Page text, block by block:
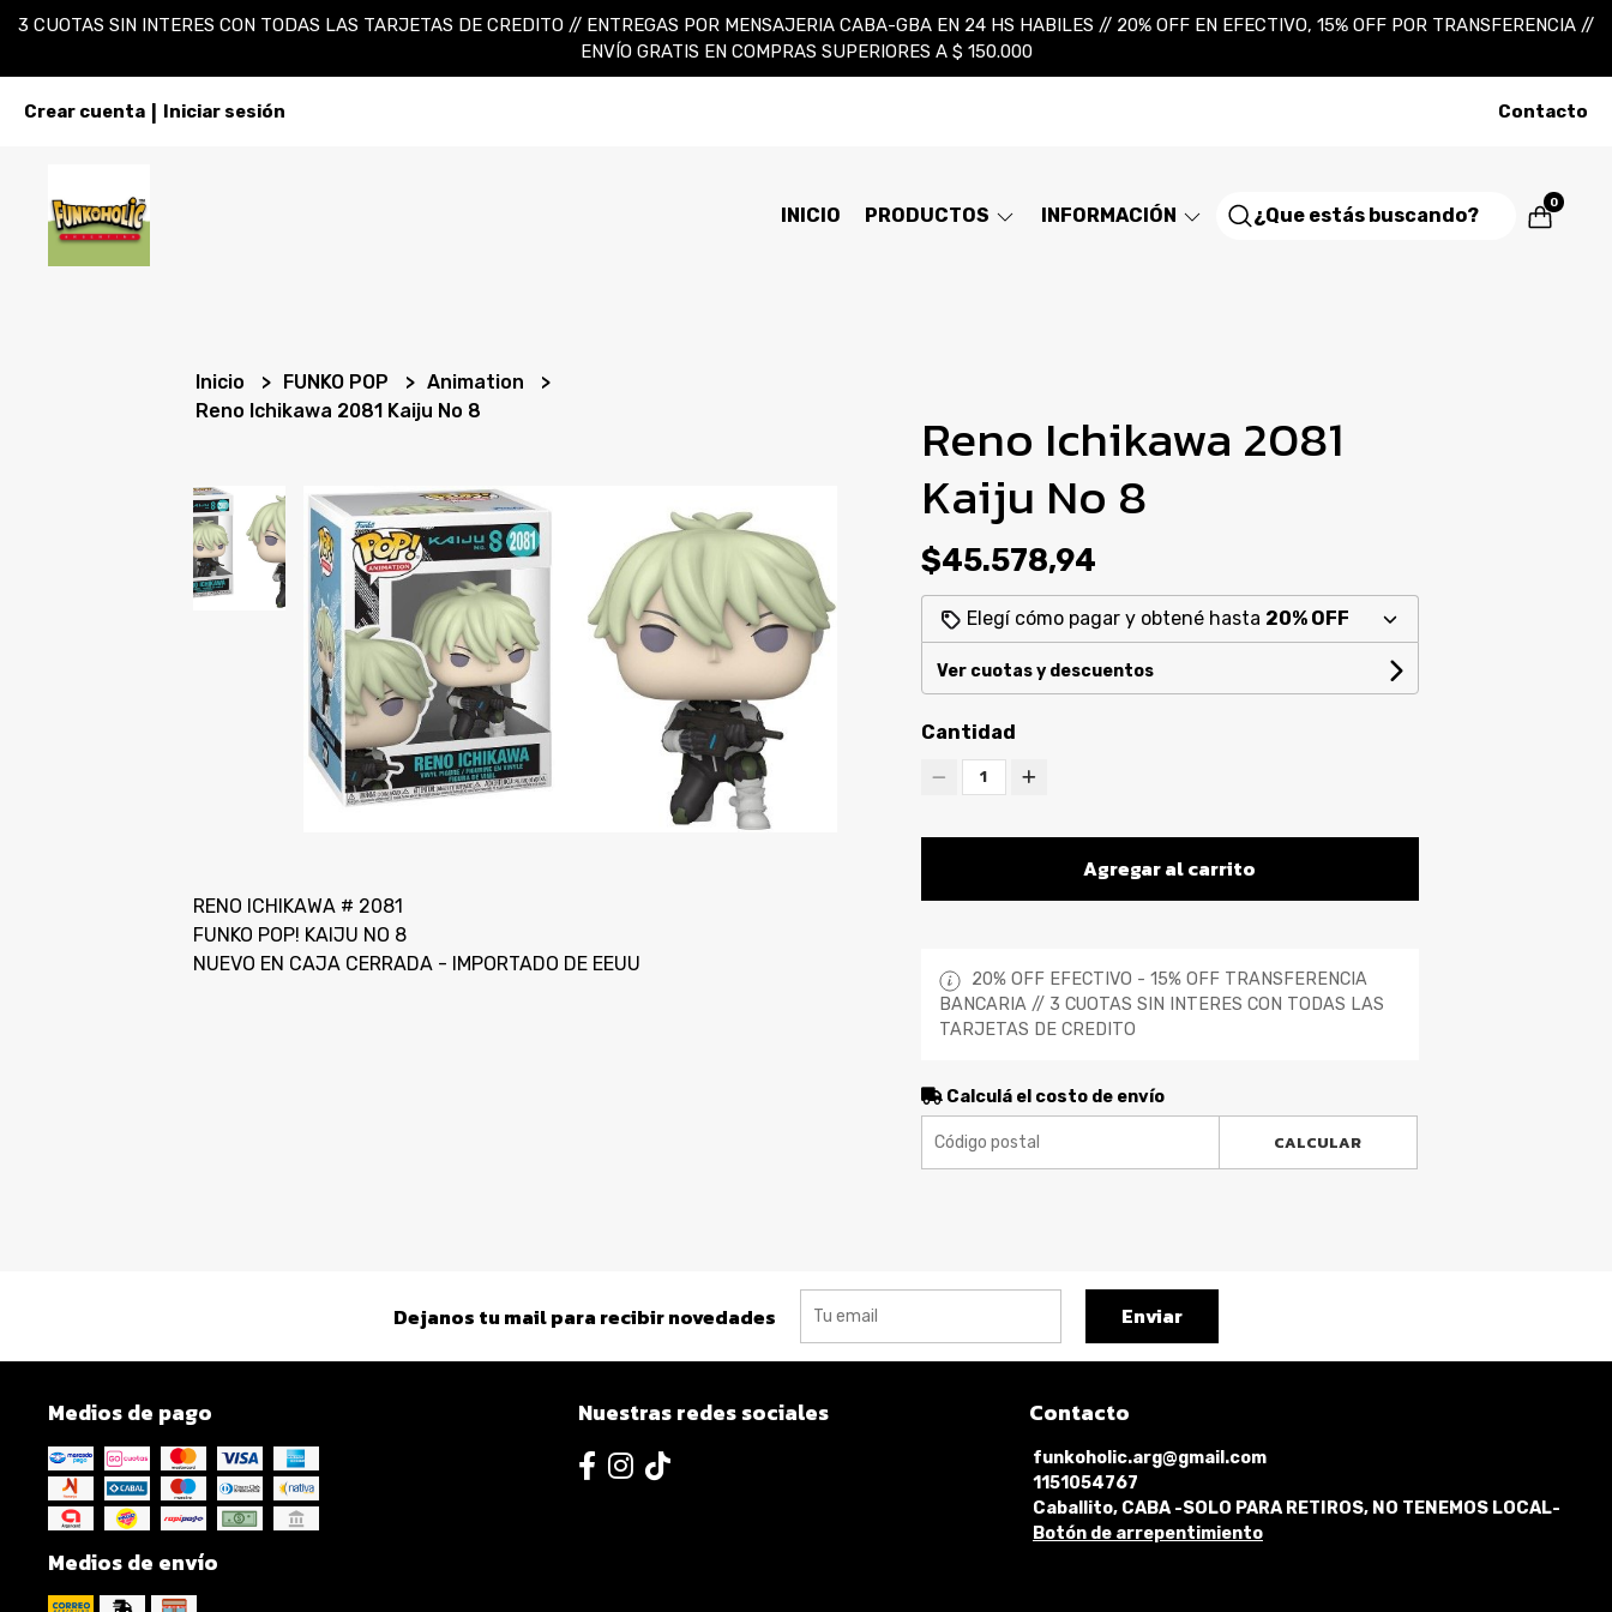
3 CUOTAS SIN INTERES CON TODAS LAS TARJETAS DE CREDITO // ENTREGAS POR MENSAJERIA CABA-GBA EN 24 HS HABILES // 20% OFF EN EFECTIVO, 15% OFF POR TRANSFERENCIA //
ENVÍO GRATIS EN COMPRAS SUPERIORES A $ 150.000
Crear cuenta Iniciar sesión Contacto
INICIO PRODUCTOS INFORMACIÓN
0
Inicio FUNKO POP
Animation
Reno Ichikawa 2081 Kaiju No 8
RENO ICHIKAWA # 2081
FUNKO POP! KAIJU NO 8
NUEVO EN CAJA CERRADA - IMPORTADO DE EEUU
Reno Ichikawa 2081
Kaiju No 8
$45.578,94
Elegí cómo pagar y obtené hasta 20% OFF
Ver cuotas y descuentos
Cantidad
1
Agregar al carrito
20% OFF EFECTIVO - 15% OFF TRANSFERENCIA
BANCARIA // 3 CUOTAS SIN INTERES CON TODAS LAS
TARJETAS DE CREDITO
Calculá el costo de envío
CALCULAR
Dejanos tu mail para recibir novedades Enviar
Medios de pago
Medios de envío
Nuestras redes sociales Contacto
funkoholic.arg@gmail.com
1151054767
Caballito, CABA -SOLO PARA RETIROS, NO TENEMOS LOCAL-
Botón de arrepentimiento